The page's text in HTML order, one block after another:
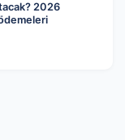
2026